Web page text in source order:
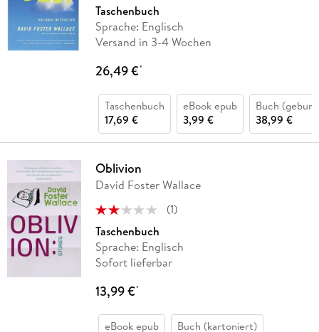
Taschenbuch
Sprache: Englisch
Versand in 3-4 Wochen
26,49 €*
Taschenbuch
17,69 €
eBook epub
3,99 €
Buch
38,99 €
Oblivion
David Foster Wallace
(1)
Taschenbuch
Sprache: Englisch
Sofort lieferbar
13,99 €*
eBook epub
Buch (kartoniert)